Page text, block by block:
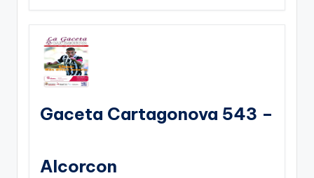
Gaceta Cartagonova 543 –
Alcorcon